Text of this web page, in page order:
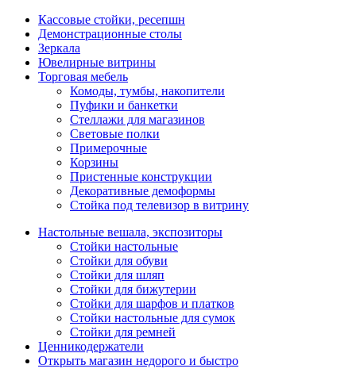
Кассовые стойки, ресепшн
Демонстрационные столы
Зеркала
Ювелирные витрины
Торговая мебель
Комоды, тумбы, накопители
Пуфики и банкетки
Стеллажи для магазинов
Световые полки
Примерочные
Корзины
Пристенные конструкции
Декоративные демоформы
Стойка под телевизор в витрину
Настольные вешала, экспозиторы
Стойки настольные
Стойки для обуви
Стойки для шляп
Стойки для бижутерии
Стойки для шарфов и платков
Стойки настольные для сумок
Стойки для ремней
Ценникодержатели
Открыть магазин недорого и быстро